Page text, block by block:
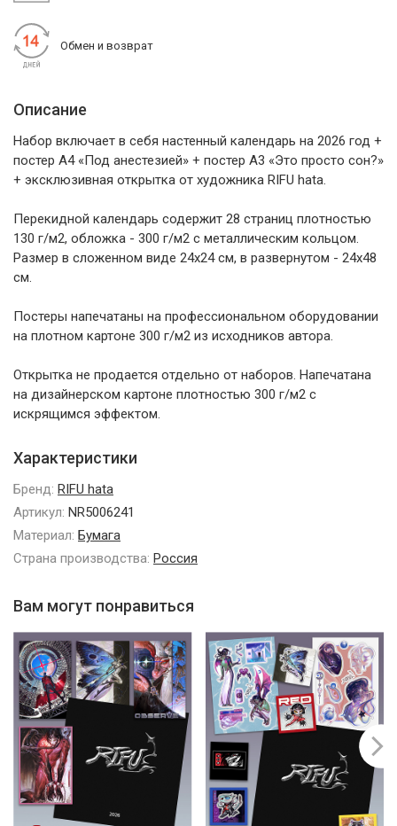
Обмен и возврат
Описание
Набор включает в себя настенный календарь на 2026 год +
постер А4 «Под анестезией» + постер А3 «Это просто сон?»
+ эксклюзивная открытка от художника RIFU hata.
Перекидной календарь содержит 28 страниц плотностью
130 г/м2, обложка - 300 г/м2 с металлическим кольцом.
Размер в сложенном виде 24x24 см, в развернутом - 24x48
см.
Постеры напечатаны на профессиональном оборудовании
на плотном картоне 300 г/м2 из исходников автора.
Открытка не продается отдельно от наборов. Напечатана
на дизайнерском картоне плотностью 300 г/м2 с
искрящимся эффектом.
Характеристики
Бренд: RIFU hata
Артикул: NR5006241
Материал: Бумага
Страна производства: Россия
Вам могут понравиться